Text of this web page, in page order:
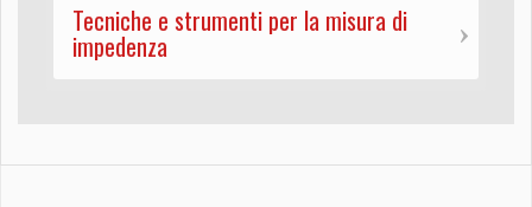
Tecniche e strumenti per la misura di
impedenza